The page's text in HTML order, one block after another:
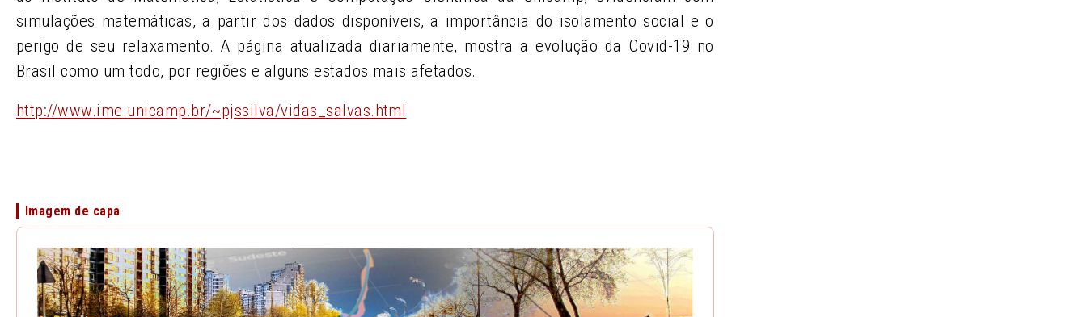
simulações matemáticas, a partir dos dados disponíveis, a importância do isolamento social e o
perigo de seu relaxamento. A página atualizada diariamente, mostra a evolução da Covid-19 no
Brasil como um todo, por regiões e alguns estados mais afetados.
http://www.ime.unicamp.br/~pjssilva/vidas_salvas.html
Imagem de capa